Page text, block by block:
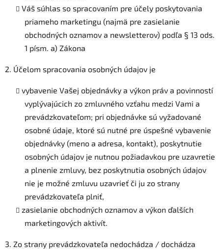
Váš súhlas so spracovaním pre účely poskytovania
priameho marketingu (najmä pre zasielanie
obchodných oznamov a newsletterov) podľa § 13 ods.
1 písm. a) Zákona
2. Účelom spracovania osobných údajov je
vybavenie Vašej objednávky a výkon práv a povinností
vyplývajúcich zo zmluvného vzťahu medzi Vami a
prevádzkovateľom; pri objednávke sú vyžadované
osobné údaje, ktoré sú nutné pre úspešné vybavenie
objednávky (meno a adresa, kontakt), poskytnutie
osobných údajov je nutnou požiadavkou pre uzavretie
a plnenie zmluvy, bez poskytnutia osobných údajov
nie je možné zmluvu uzavrieť či ju zo strany
prevádzkovateľa plniť,
zasielanie obchodných oznamov a výkon ďalších
marketingových aktivít.
3. Zo strany prevádzkovateľa nedochádza / dochádza